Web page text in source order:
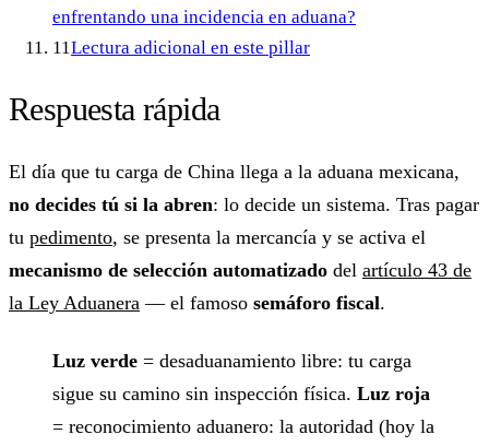
enfrentando una incidencia en aduana?
11Lectura adicional en este pillar
Respuesta rápida
El día que tu carga de China llega a la aduana mexicana,
no decides tú si la abren: lo decide un sistema. Tras pagar
tu pedimento, se presenta la mercancía y se activa el
mecanismo de selección automatizado del artículo 43 de
la Ley Aduanera — el famoso semáforo fiscal.
Luz verde = desaduanamiento libre: tu carga
sigue su camino sin inspección física. Luz roja
= reconocimiento aduanero: la autoridad (hoy la